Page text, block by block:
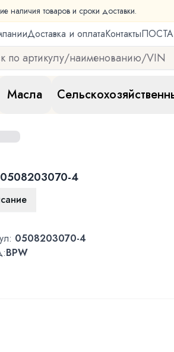
наличия товаров и сроки доставки.
Доставка и оплатаКонтакты
Масла
4
0508203070-4
BPW